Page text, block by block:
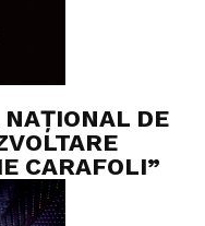
DE
CARAFOLI”